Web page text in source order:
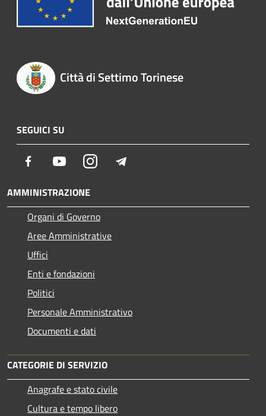
Città di Settimo Torinese
SEGUICI SU
Facebook YoutubeInstagram
AMMINISTRAZIONE
Organi di Governo
Aree Amministrative
Uffici
Enti e fondazioni
Politici
Personale Amministrativo
Documenti e dati
CATEGORIE DI SERVIZIO
Anagrafe e stato civile
Cultura e tempo libero